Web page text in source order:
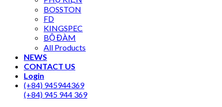
BOSSTON
FD
KINGSPEC
BỘ ĐÀM
All Products
NEWS
CONTACT US
Login
(+84) 945944369
(+84) 945 944 369